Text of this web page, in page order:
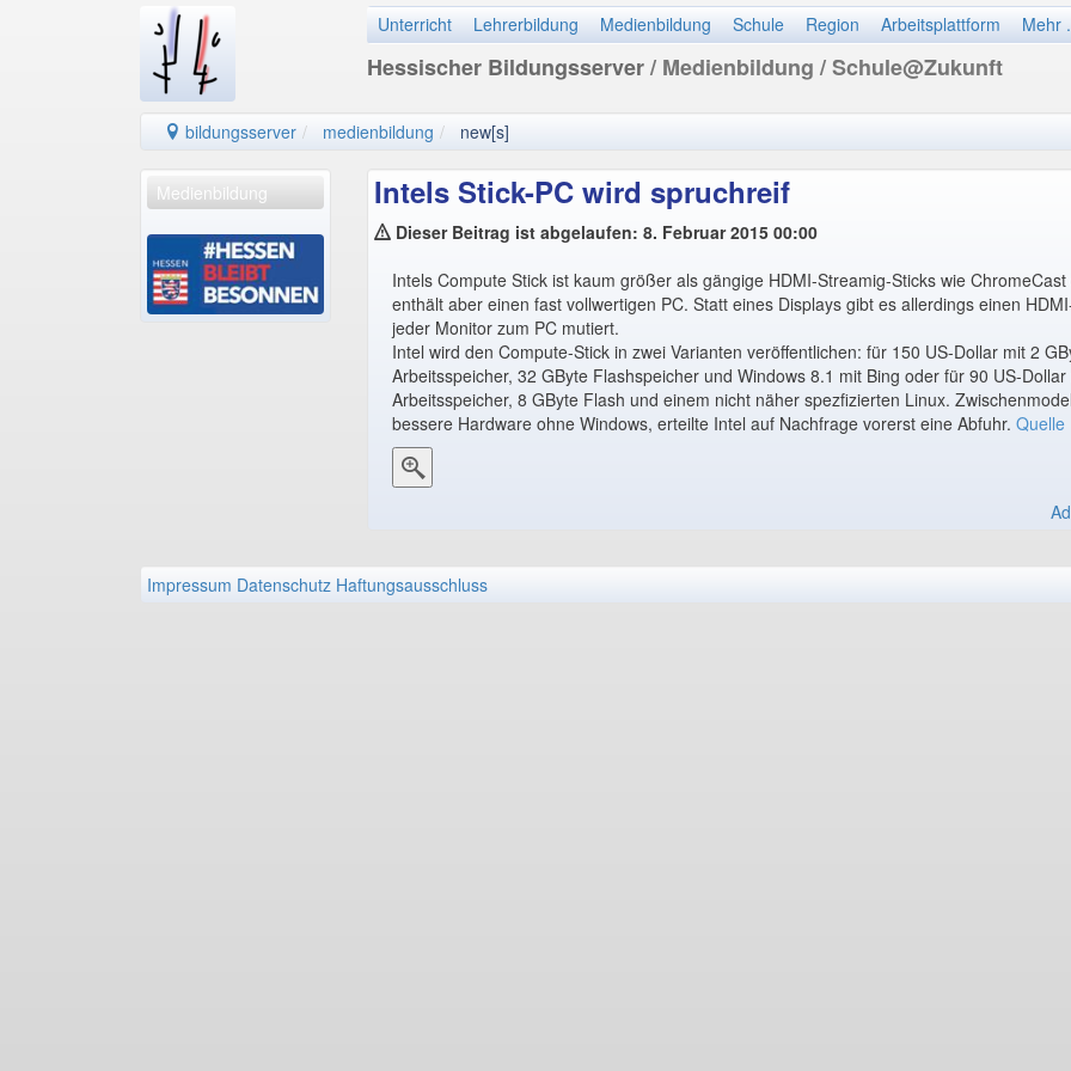
Unterricht Lehrerbildung Medienbildung Schule Region Arbeitsplattform Mehr
Hessischer Bildungsserver/ Medienbildung / Schule@Zukunft
bildungsserver medienbildung new[s]
Medienbildung Intels Stick-PC wird spruchreif
Dieser Beitrag ist abgelaufen: 8. Februar 2015 00:00
Intels Compute Stick ist kaum größer als gängige HDMI-Streamig-Sticks wie
enthält aber einen fast vollwertigen PC. Statt eines Displays gibt es allerdings einen
jeder Monitor zum PC mutiert.
Intel wird den Compute-Stick in zwei Varianten veröffentlichen: für 150 US-Dollar mit 2
Arbeitsspeicher, 32 GByte Flashspeicher und Windows 8.1 mit Bing oder für 90 US-
Arbeitsspeicher, 8 GByte Flash und einem nicht näher spezfizierten Linux.
bessere Hardware ohne Windows, erteilte Intel auf Nachfrage vorerst eine Abfuhr. Quelle
Impressum Datenschutz Haftungsausschluss